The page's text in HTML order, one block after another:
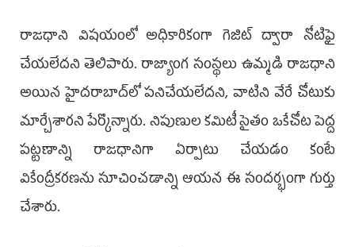
రాజధాని విషయంలో అధికారికంగా గెజిట్‌ ద్వారా నోటిఫై
చేయలేదని తెలిపారు. రాజ్యాంగ సంస్థలు ఉమ్మడి రాజధాని
అయిన హైదరాబాద్‌లో పనిచేయలేదని, వాటిని వేరే చోటుకు
మార్చేశారని పేర్కొన్నారు. నిపుణుల కమిటీ సైతం ఒకేచోట పెద్ద
పట్టణాన్ని రాజధానిగా ఏర్పాటు చేయడం కంటే
వికేంద్రీకరణను సూచించడాన్ని ఆయన ఈ సందర్భంగా గుర్తు
చేశారు.